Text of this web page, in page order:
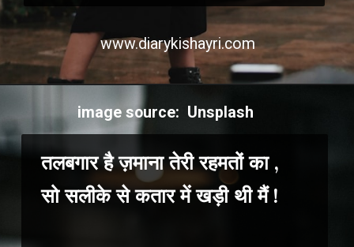
www.diarykishayri.com
तलबगार है ज़माना तेरी रहमतों का ,
सो सलीके से कतार में खड़ी थी मैं !
image source: Unsplash